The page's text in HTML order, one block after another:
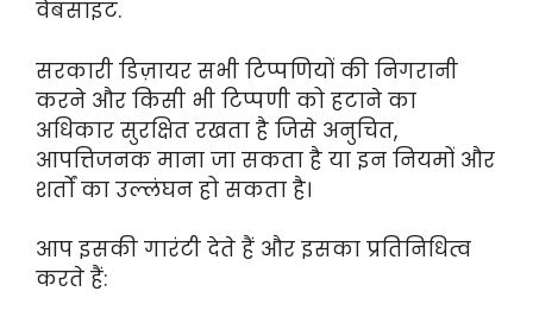
वेबसाइट.
सरकारी डिज़ायर सभी टिप्पणियों की निगरानी
करने और किसी भी टिप्पणी को हटाने का
अधिकार सुरक्षित रखता है जिसे अनुचित,
आपत्तिजनक माना जा सकता है या इन नियमों और
शर्तों का उल्लंघन हो सकता है।
आप इसकी गारंटी देते हैं और इसका प्रतिनिधित्व
करते हैं: